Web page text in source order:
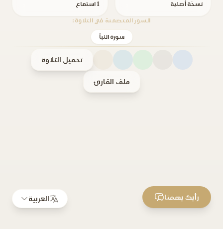
نسخة أصلية 1 استماع
السور المتضمنة في التلاوة:
سورة النبأ
تحميل التلاوة
ملف القارئ
العربية رأيك يهمنا